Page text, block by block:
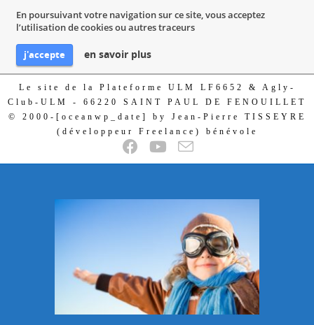
En poursuivant votre navigation sur ce site, vous acceptez
l’utilisation de cookies ou autres traceurs
j'accepte en savoir plus
Le site de la Plateforme ULM LF6652 & Agly-
Club-ULM - 66220 SAINT PAUL DE FENOUILLET
© 2000-[oceanwp_date] by Jean-Pierre TISSEYRE
(développeur Freelance) bénévole